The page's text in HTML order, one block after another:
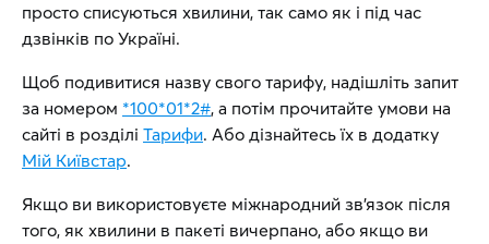
просто списуються хвилини, так само як і під час
дзвінків по Україні.
Щоб подивитися назву свого тарифу, надішліть запит
за номером *100*01*2#, а потім прочитайте умови на
сайті в розділі Тарифи. Або дізнайтесь їх в додатку
Мій Київстар.
Якщо ви використовуєте міжнародний зв’язок після
того, як хвилини в пакеті вичерпано, або якщо ви